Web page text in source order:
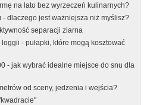
na lato bez wyrzeczeń kulinarnych?
dlaczego jest ważniejsza niż myślisz?
separacji ziarna
- pułapki, które mogą kosztować
- jak wybrać idealne miejsce do snu dla
od sceny, jedzenia i wejścia?